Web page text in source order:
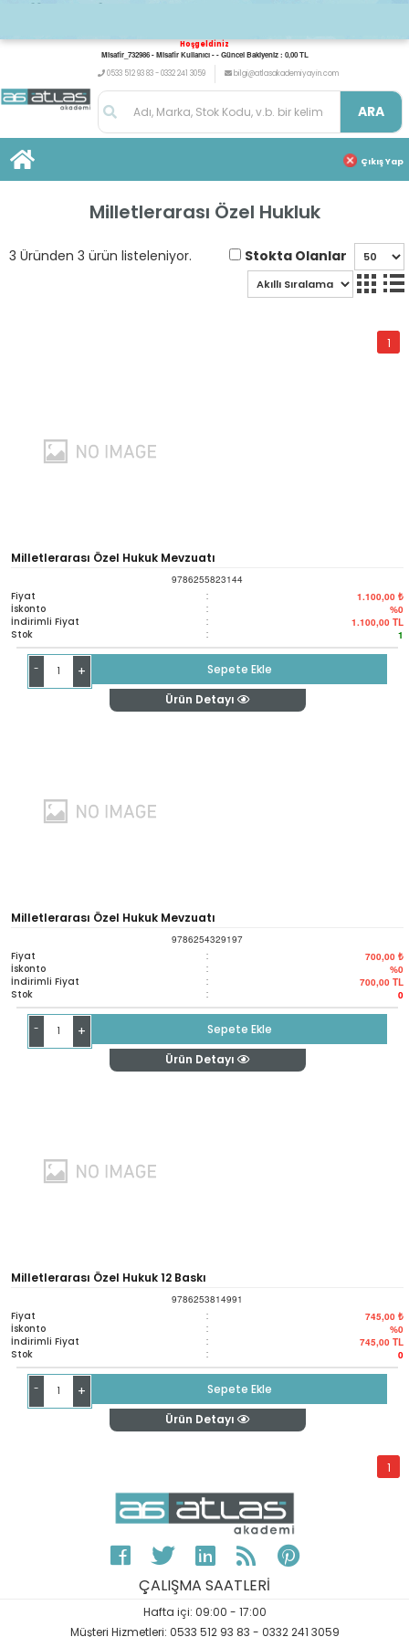
Hoşgeldiniz
Misafir_732986 - Misafir Kullanıcı - - Güncel Bakiyeniz : 0,00 TL
0533 512 93 83 - 0332 241 3059
bilgi@atlasakademiyayin.com
ARA
Çıkış Yap
Milletlerarası Özel Hukluk
3 Üründen 3 ürün listeleniyor. Stokta Olanlar
1
Milletlerarası Özel Hukuk Mevzuatı
9786255823144
Fiyat : 1.100,00 ₺
İskonto : %0
İndirimli Fiyat : 1.100,00 TL
Stok : 1
- +
Sepete Ekle
Ürün Detayı
Milletlerarası Özel Hukuk Mevzuatı
9786254329197
Fiyat : 700,00 ₺
İskonto : %0
İndirimli Fiyat : 700,00 TL
Stok : 0
- +
Sepete Ekle
Ürün Detayı
Milletlerarası Özel Hukuk 12 Baskı
9786253814991
Fiyat : 745,00 ₺
İskonto : %0
İndirimli Fiyat : 745,00 TL
Stok : 0
- +
Sepete Ekle
Ürün Detayı
1
ÇALIŞMA SAATLERİ
Hafta içi: 09:00 - 17:00
Müşteri Hizmetleri: 0533 512 93 83 - 0332 241 3059